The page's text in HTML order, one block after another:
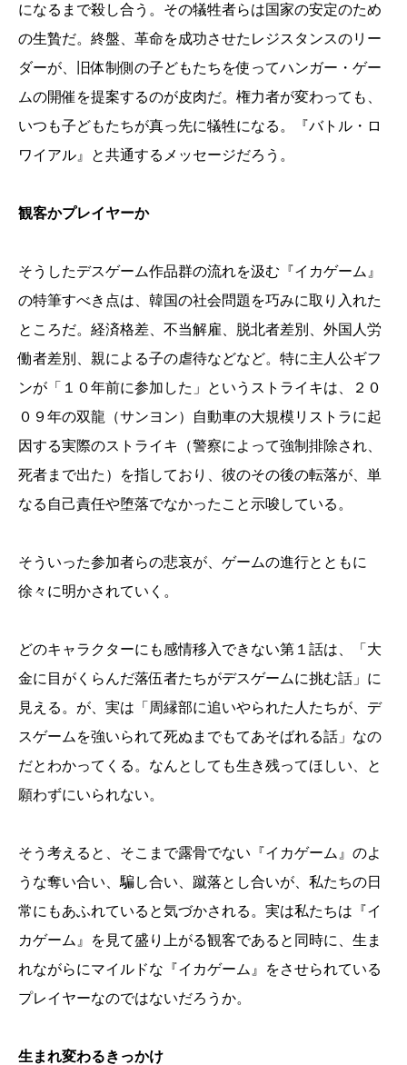
になるまで殺し合う。その犠牲者らは国家の安定のため
の生贄だ。終盤、革命を成功させたレジスタンスのリー
ダーが、旧体制側の子どもたちを使ってハンガー・ゲー
ムの開催を提案するのが皮肉だ。権力者が変わっても、
いつも子どもたちが真っ先に犠牲になる。『バトル・ロ
ワイアル』と共通するメッセージだろう。
観客かプレイヤーか
そうしたデスゲーム作品群の流れを汲む『イカゲーム』
の特筆すべき点は、韓国の社会問題を巧みに取り入れた
ところだ。経済格差、不当解雇、脱北者差別、外国人労
働者差別、親による子の虐待などなど。特に主人公ギフ
ンが「１０年前に参加した」というストライキは、２０
０９年の双龍（サンヨン）自動車の大規模リストラに起
因する実際のストライキ（警察によって強制排除され、
死者まで出た）を指しており、彼のその後の転落が、単
なる自己責任や堕落でなかったこと示唆している。
そういった参加者らの悲哀が、ゲームの進行とともに
徐々に明かされていく。
どのキャラクターにも感情移入できない第１話は、「大
金に目がくらんだ落伍者たちがデスゲームに挑む話」に
見える。が、実は「周縁部に追いやられた人たちが、デ
スゲームを強いられて死ぬまでもてあそばれる話」なの
だとわかってくる。なんとしても生き残ってほしい、と
願わずにいられない。
そう考えると、そこまで露骨でない『イカゲーム』のよ
うな奪い合い、騙し合い、蹴落とし合いが、私たちの日
常にもあふれていると気づかされる。実は私たちは『イ
カゲーム』を見て盛り上がる観客であると同時に、生ま
れながらにマイルドな『イカゲーム』をさせられている
プレイヤーなのではないだろうか。
生まれ変わるきっかけ